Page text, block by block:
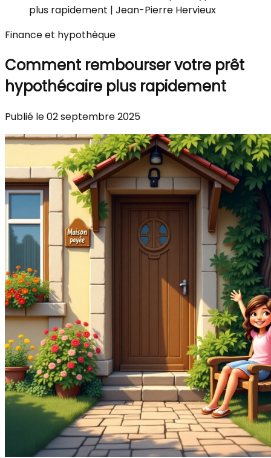
plus rapidement | Jean-Pierre Hervieux
Finance et hypothèque
Comment rembourser votre prêt
hypothécaire plus rapidement
Publié le 02 septembre 2025